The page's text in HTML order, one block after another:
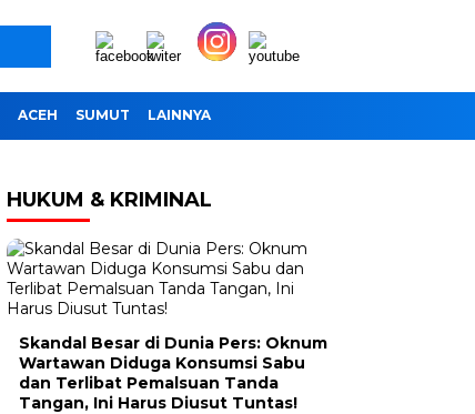
ACEH SUMUT LAINNYA
HUKUM & KRIMINAL
Skandal Besar di Dunia Pers: Oknum
Wartawan Diduga Konsumsi Sabu
dan Terlibat Pemalsuan Tanda
Tangan, Ini Harus Diusut Tuntas!